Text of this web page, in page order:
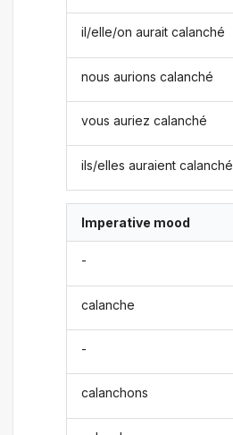
il/elle/on aurait calanché
nous aurions calanché
vous auriez calanché
ils/elles auraient calanché
Imperative mood
-
calanche
-
calanchons